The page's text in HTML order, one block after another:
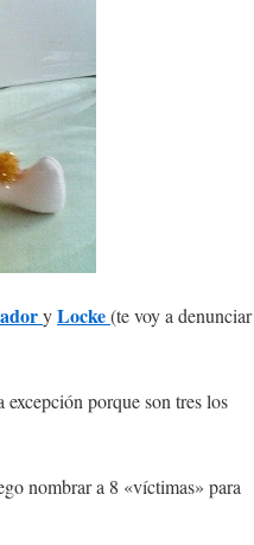
yLocke(te voy a denunciar
excepción porque son tres los
nombrar a 8 «víctimas» para